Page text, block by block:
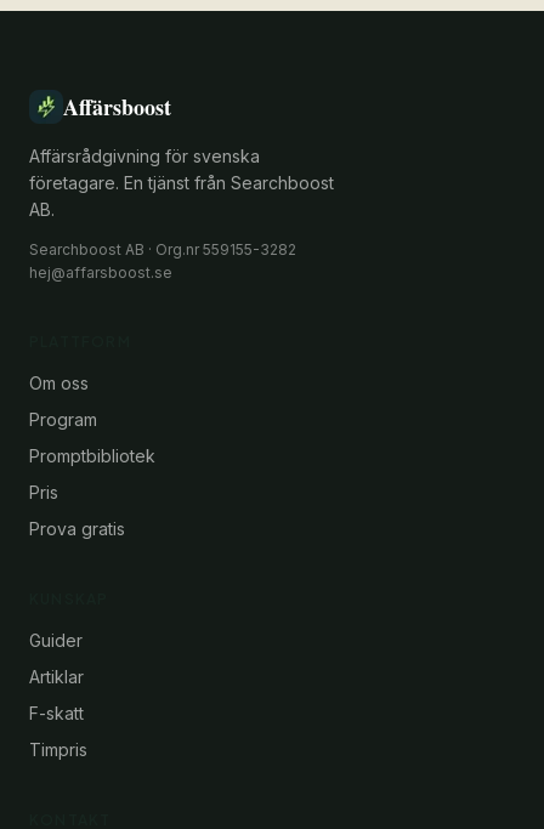
Affärsboost
Affärsrådgivning för svenska
företagare. En tjänst från Searchboost
AB.
Searchboost AB · Org.nr 559155-3282
hej@affarsboost.se
Om oss
Program
Promptbibliotek
Pris
Prova gratis
Guider
Artiklar
F-skatt
Timpris